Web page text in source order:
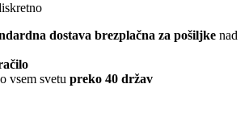
dostava brezplačna za pošiljke nad
vsem svetu preko 40 držav